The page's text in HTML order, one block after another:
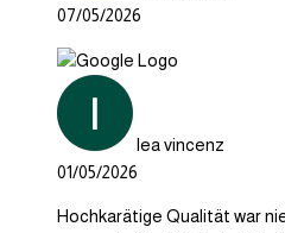
07/05/2026
lea vincenz
01/05/2026
Hochkarätige Qualität war